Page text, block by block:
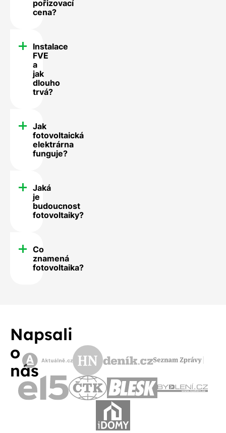
pořizovací
cena?
Instalace
FVE
a
jak
dlouho
trvá?
Jak
fotovoltaická
elektrárna
funguje?
Jaká
je
budoucnost
fotovoltaiky?
Co
znamená
fotovoltaika?
Napsali
o
nás